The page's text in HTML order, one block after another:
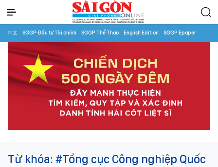
中文 SGGP Đầu tư Tài chính SGGP Thể Thao English Edition SGGP Epaper
Từ khóa: #Tổng cục Công nghiệp Quốc